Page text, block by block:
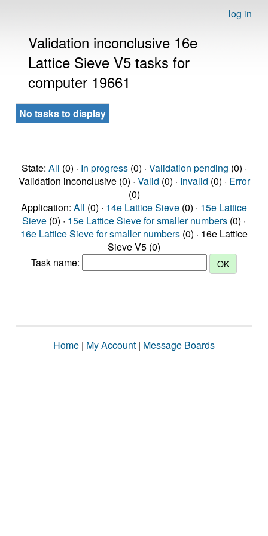
log in
Validation inconclusive 16e
Lattice Sieve V5 tasks for
computer 19661
No tasks to display
State: All (0) · In progress(0) · Validation pending (0) ·
Validation inconclusive (0) · Valid (0) · Invalid (0) · Error
(0)
Application: All (0) · 14e Lattice Sieve (0) · 15e Lattice
Sieve (0) · 15e Lattice Sieve for smaller numbers (0) ·
16e Lattice Sieve for smaller numbers (0) · 16e Lattice
Sieve V5 (0)
Task name:
Home | My Account | Message Boards